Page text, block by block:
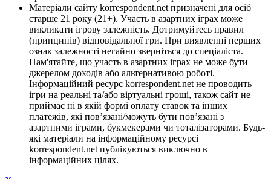
Матеріали сайту korrespondent.net призначені для осіб
старше 21 року (21+). Участь в азартних іграх може
викликати ігрову залежність. Дотримуйтесь правил
(принципів) відповідальної гри. При виявленні перших
ознак залежності негайно зверніться до спеціаліста.
Пам'ятайте, що участь в азартних іграх не може бути
джерелом доходів або альтернативою роботі.
Інформаційний ресурс korrespondent.net не проводить
ігри на реальні та/або віртуальні гроші, також сайт не
приймає ні в якій формі оплату ставок та інших
платежів, які пов’язані/можуть бути пов’язані з
азартними іграми, букмекерами чи тоталізаторами. Будь-
які матеріали на інформаційному ресурсі
korrespondent.net публікуються виключно в
інформаційних цілях.